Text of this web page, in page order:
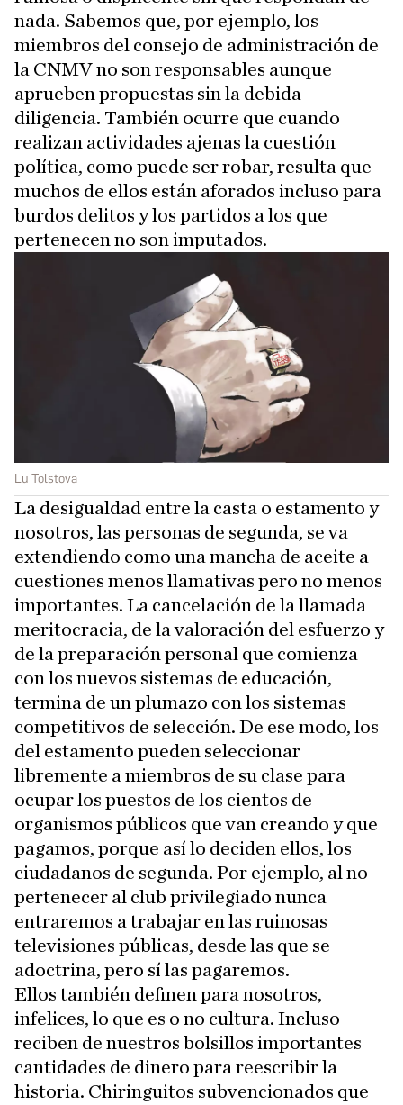
nada. Sabemos que, por ejemplo, los
miembros del consejo de administración de
la CNMV no son responsables aunque
aprueben propuestas sin la debida
diligencia. También ocurre que cuando
realizan actividades ajenas la cuestión
política, como puede ser robar, resulta que
muchos de ellos están aforados incluso para
burdos delitos y los partidos a los que
pertenecen no son imputados.
Lu Tolstova
La desigualdad entre la casta o estamento y
nosotros, las personas de segunda, se va
extendiendo como una mancha de aceite a
cuestiones menos llamativas pero no menos
importantes. La cancelación de la llamada
meritocracia, de la valoración del esfuerzo y
de la preparación personal que comienza
con los nuevos sistemas de educación,
termina de un plumazo con los sistemas
competitivos de selección. De ese modo, los
del estamento pueden seleccionar
libremente a miembros de su clase para
ocupar los puestos de los cientos de
organismos públicos que van creando y que
pagamos, porque así lo deciden ellos, los
ciudadanos de segunda. Por ejemplo, al no
pertenecer al club privilegiado nunca
entraremos a trabajar en las ruinosas
televisiones públicas, desde las que se
adoctrina, pero sí las pagaremos.
Ellos también definen para nosotros,
infelices, lo que es o no cultura. Incluso
reciben de nuestros bolsillos importantes
cantidades de dinero para reescribir la
historia. Chiringuitos subvencionados que